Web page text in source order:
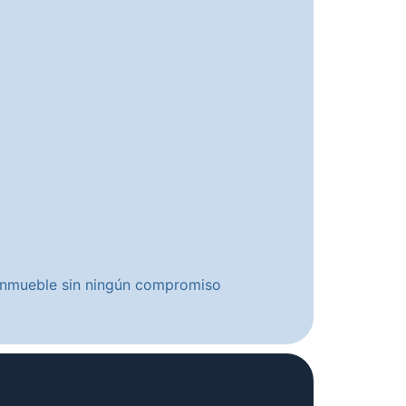
sin ningún compromiso